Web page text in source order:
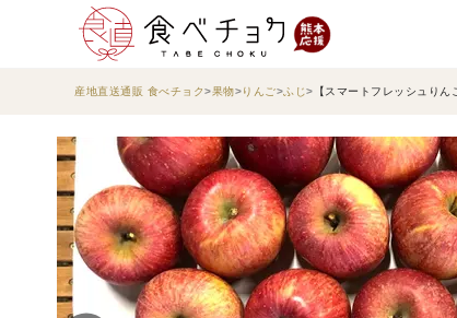
産地直送通販 食べチョク 果物 りんご ふじ 【スマートフレッシュり